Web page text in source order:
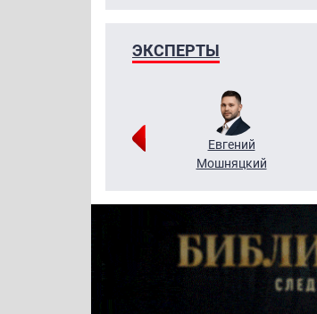
ЭКСПЕРТЫ
Евгений
Мошняцкий